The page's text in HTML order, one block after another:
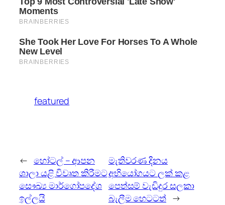
featured
← හෝටල් – ආපන
ශාලා යළි විවෘත කිරීමට
සෞඛ්‍ය මාර්ගෝපදේශ
ඉල්ලයි
මැතිවරණ දිනය
අභියෝගයට ලක් කළ
පෙත්සම් වැඩිදුර සලකා
බැලීම හෙටටත් →